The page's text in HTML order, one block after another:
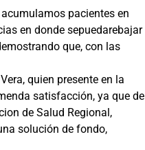
pacientes en
en donde sepuedarebajar
que, con las
quien presente en la
satisfacción, ya que de
de Salud Regional,
solución de fondo,